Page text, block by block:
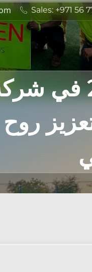
Sales: +971 56
فعالية بناء الفريق 2025 في
روح